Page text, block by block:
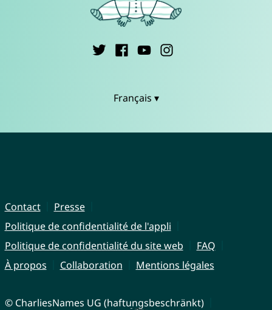
Français ▾
Contact
Presse
Politique de confidentialité de l'appli
Politique de confidentialité du site web
FAQ
À propos
Collaboration Mentions légales
© CharliesNames UG (haftungsbeschränkt)